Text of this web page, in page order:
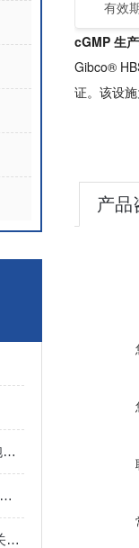
使用Promocell培养基：提升细胞活力的秘诀
ScienCell培养基的存放要求有哪些？
ATCC培养基的制备涉及到几个关键的步骤
有效
cGMP 生
Gibco®
证。该设
产品